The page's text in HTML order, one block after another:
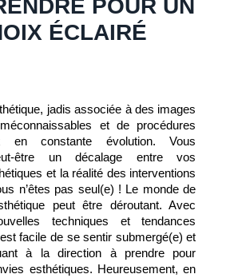
POUR UN
ÉCLAIRÉ
jadis associée à des images
et de procédures
en constante évolution. Vous
être un décalage entre vos
et la réalité des interventions
n’êtes pas seul(e) ! Le monde de
peut être déroutant. Avec
techniques et tendances
facile de se sentir submergé(e) et
à la direction à prendre pour
esthétiques. Heureusement, en